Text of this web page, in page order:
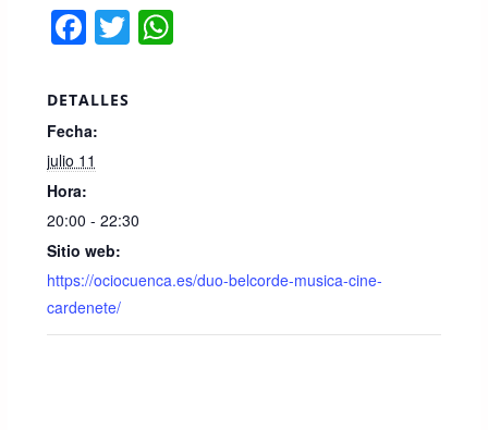
F
a
c
e
b
o
o
k
T
wi
W
DETALLES
Fecha:
julio 11
Hora:
20:00 - 22:30
Sitio web:
https://ociocuenca.es/duo-belcorde-musica-cine-
cardenete/